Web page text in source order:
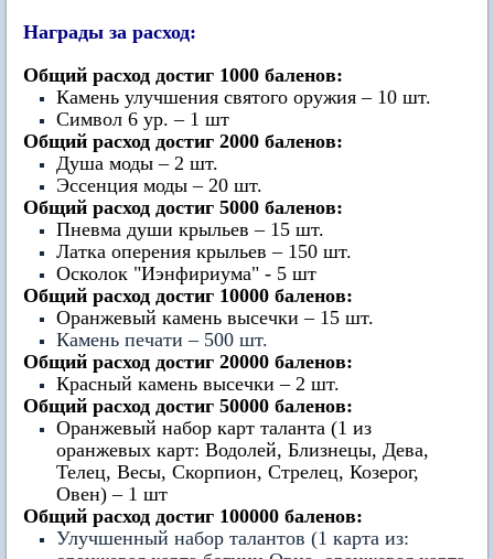
Награды за расход:
Общий расход достиг 1000 баленов:
Камень улучшения святого оружия – 10 шт.
Символ 6 ур. – 1 шт
Общий расход достиг 2000 баленов:
Душа моды – 2 шт.
Эссенция моды – 20 шт.
Общий расход достиг 5000 баленов:
Пневма души крыльев – 15 шт.
Латка оперения крыльев – 150 шт.
Осколок "Иэнфириума" - 5 шт
Общий расход достиг 10000 баленов:
Оранжевый камень высечки – 15 шт.
Камень печати – 500 шт.
Общий расход достиг 20000 баленов:
Красный камень высечки – 2 шт.
Общий расход достиг 50000 баленов:
Оранжевый набор карт таланта (1 из
оранжевых карт: Водолей, Близнецы, Дева,
Телец, Весы, Скорпион, Стрелец, Козерог,
Овен) – 1 шт
Общий расход достиг 100000 баленов:
Улучшенный набор талантов (1 карта из: